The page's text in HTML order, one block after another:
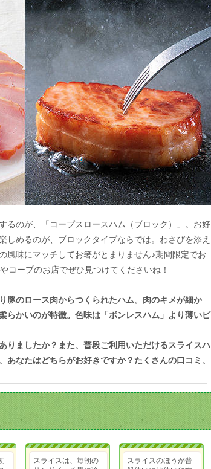
るのが、「コープスロースハム（ブロック）」。お好
しめるのが、ブロックタイプならでは。わさびを添え
風味にマッチしてお箸がとまりません♪期間限定でお
コープのお店でぜひ見つけてくださいね！
豚のロース肉からつくられたハム。肉のキメが細か
らかいのが特徴。色味は「ボンレスハム」より薄いピ
りましたか？また、普段ご利用いただけるスライスハ
なたはどちらがお好きですか？たくさんの口コミ、
スライスは、毎朝の
スライスのほうが普